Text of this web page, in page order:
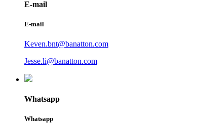
E-mail
E-mail
Keven.bnt@banatton.com
Jesse.li@banatton.com
Whatsapp
Whatsapp